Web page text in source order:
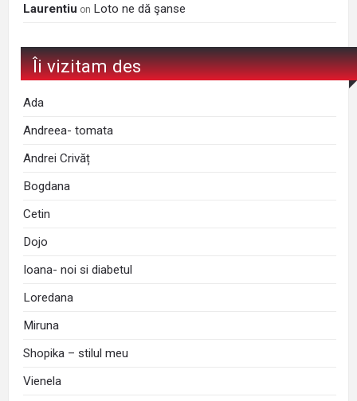
Laurentiu on Loto ne dă şanse
Îi vizitam des
Ada
Andreea- tomata
Andrei Crivăț
Bogdana
Cetin
Dojo
Ioana- noi si diabetul
Loredana
Miruna
Shopika – stilul meu
Vienela